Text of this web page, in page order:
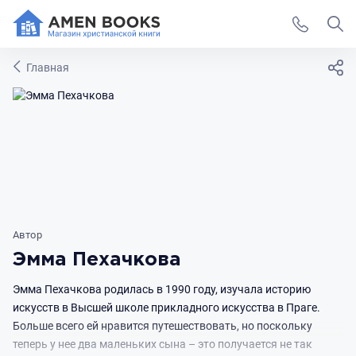
Главная
Автор
Эмма Пехачкова
Эмма Пехачкова родилась в 1990 году, изучала историю
искусств в Высшей школе прикладного искусства в Праге.
Больше всего ей нравится путешествовать, но поскольку
теперь у нее два маленьких сына – это получается не так